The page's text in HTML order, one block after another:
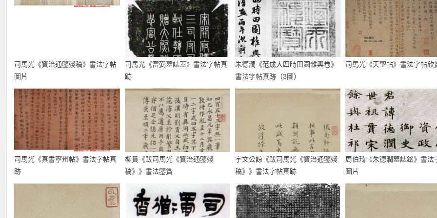
司馬光《資治通鑒殘稿》書法字帖
圖片
司馬光《富弼墓誌蓋》書法字帖真
跡
朱德潤《范成大四時田園雜興卷》
書法字帖真跡（3圖）
司馬光《天聖帖》書法字帖欣
司馬光《真書寧州帖》書法字帖真
跡
柳貫《跋司馬光《資治通鑒殘
稿》》書法鑒賞
宇文公諒《跋司馬光《資治通鑒殘
稿》》書法字帖真跡
周伯琦《朱德潤墓誌銘》書法
圖片